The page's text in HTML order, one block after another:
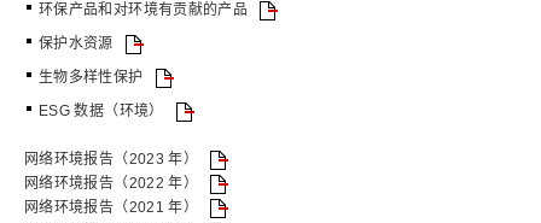
环保产品和对环境有贡献的产品
保护水资源
生物多样性保护
ESG 数据（环境）
网络环境报告（2023 年）
网络环境报告（2022 年）
网络环境报告（2021 年）